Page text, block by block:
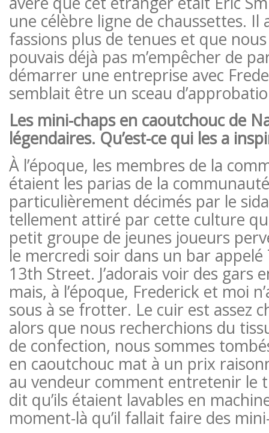
une célèbre ligne de chaussettes. Il
fassions plus de tenues et que
pouvais déjà pas m’empêcher de
démarrer une entreprise avec
semblait être un sceau
Les mini-chaps en caoutchouc de
légendaires. Qu’est-ce qui les a
À l’époque, les membres de la
étaient les parias de la
particulièrement décimés par le
tellement attiré par cette culture
petit groupe de jeunes joueurs
le mercredi soir dans un bar
13th Street. J’adorais voir des gars
mais, à l’époque, Frederick et moi
sous à se frotter. Le cuir est assez
alors que nous recherchions du
de confection, nous sommes
en caoutchouc mat à un prix
au vendeur comment entretenir le
dit qu’ils étaient lavables en
moment-là qu’il fallait faire des